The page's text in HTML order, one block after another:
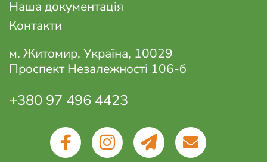
Наша документація
Контакти
м. Житомир, Україна, 10029
Проспект Незалежності 106-б
+380 97 496 4423